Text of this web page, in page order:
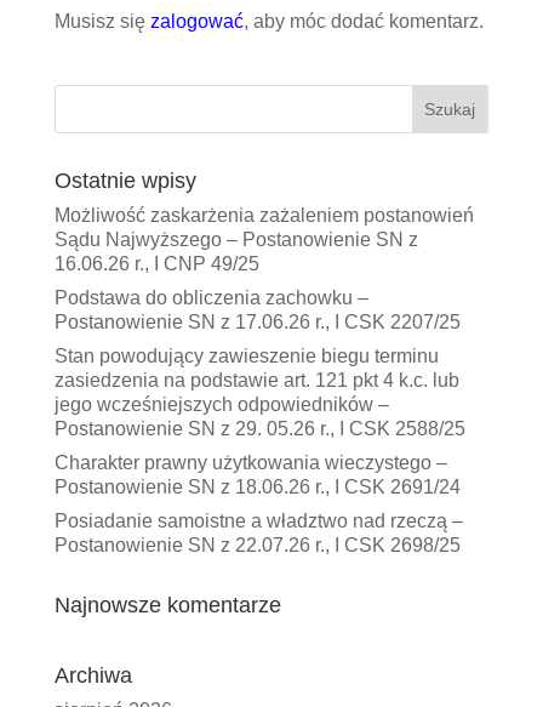
Musisz się zalogować, aby móc dodać komentarz.
Ostatnie wpisy
Możliwość zaskarżenia zażaleniem postanowień
Sądu Najwyższego – Postanowienie SN z
16.06.26 r., I CNP 49/25
Podstawa do obliczenia zachowku –
Postanowienie SN z 17.06.26 r., I CSK 2207/25
Stan powodujący zawieszenie biegu terminu
zasiedzenia na podstawie art. 121 pkt 4 k.c. lub
jego wcześniejszych odpowiedników –
Postanowienie SN z 29. 05.26 r., I CSK 2588/25
Charakter prawny użytkowania wieczystego –
Postanowienie SN z 18.06.26 r., I CSK 2691/24
Posiadanie samoistne a władztwo nad rzeczą –
Postanowienie SN z 22.07.26 r., I CSK 2698/25
Najnowsze komentarze
Archiwa